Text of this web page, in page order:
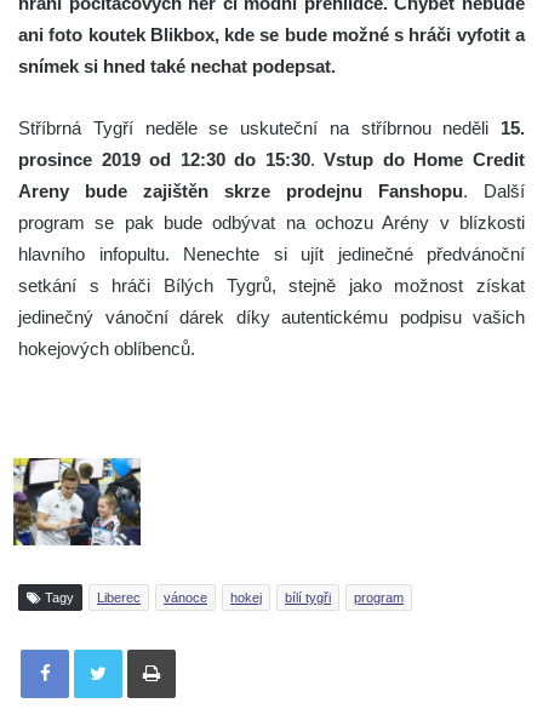
ani foto koutek Blikbox, kde se bude možné s hráči vyfotit a
snímek si hned také nechat podepsat.
Stříbrná Tygří neděle se uskuteční na stříbrnou neděli 15.
prosince 2019 od 12:30 do 15:30.Vstup do Home Credit
Areny bude zajištěn skrze prodejnu Fanshopu. Další
program se pak bude odbývat na ochozu Arény v blízkosti
hlavního infopultu. Nenechte si ujít jedinečné předvánoční
setkání s hráči Bílých Tygrů, stejně jako možnost získat
jedinečný vánoční dárek díky autentickému podpisu vašich
hokejových oblíbenců.
Tagy Liberec vánoce hokej bílí tygři program
Tisknout